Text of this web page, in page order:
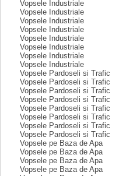
Vopsele Industriale
Vopsele Industriale
Vopsele Industriale
Vopsele Industriale
Vopsele Industriale
Vopsele Industriale
Vopsele Industriale
Vopsele Industriale
Vopsele Pardoseli si Trafic
Vopsele Pardoseli si Trafic
Vopsele Pardoseli si Trafic
Vopsele Pardoseli si Trafic
Vopsele Pardoseli si Trafic
Vopsele Pardoseli si Trafic
Vopsele Pardoseli si Trafic
Vopsele Pardoseli si Trafic
Vopsele pe Baza de Apa
Vopsele pe Baza de Apa
Vopsele pe Baza de Apa
Vopsele pe Baza de Apa